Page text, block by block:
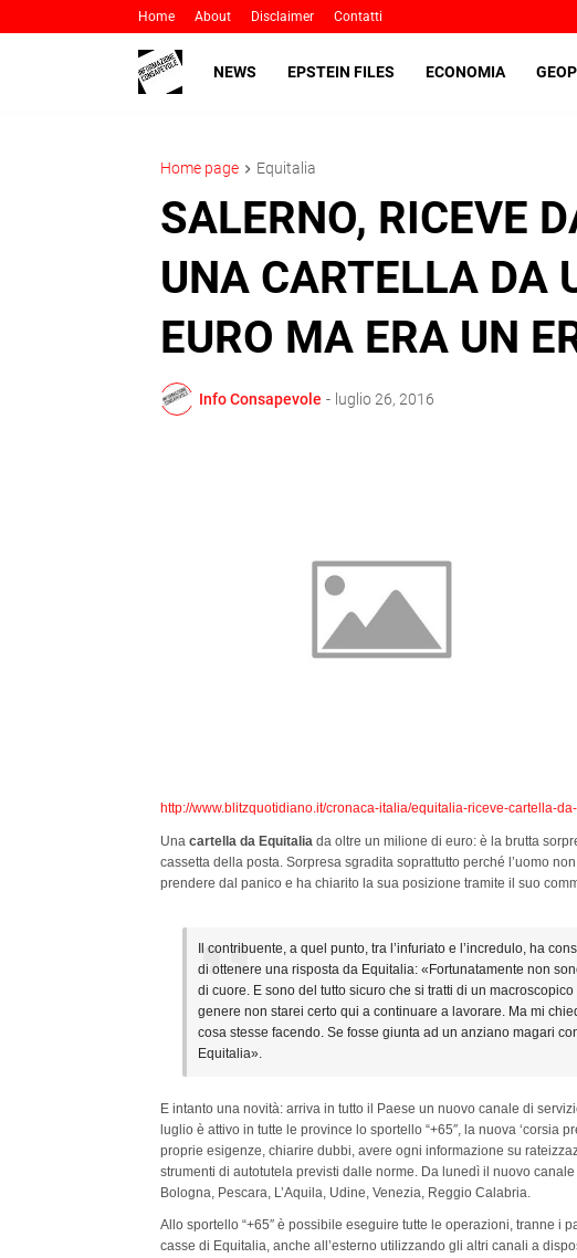
Home About Disclaimer Contatti
NEWS EPSTEIN FILES ECONOMIA
Home page Equitalia
SALERNO, RICEVE
UNA CARTELLA DA
EURO MA ERA UN
Info Consapevole - luglio 26, 2016
http://www.blitzquotidiano.it/cronaca-italia/equitalia-riceve-cartella-
Una cartella da Equitalia da oltre un milione di euro: è la brutta
cassetta della posta. Sorpresa sgradita soprattutto perché l’uomo
prendere dal panico e ha chiarito la sua posizione tramite il suo
Il contribuente, a quel punto, tra l’infuriato e l’incredulo, ha
di ottenere una risposta da Equitalia: «Fortunatamente non
di cuore. E sono del tutto sicuro che si tratti di un
genere non starei certo qui a continuare a lavorare. Ma mi
cosa stesse facendo. Se fosse giunta ad un anziano magari
Equitalia».
E intanto una novità: arriva in tutto il Paese un nuovo canale di
luglio è attivo in tutte le province lo sportello “+65″, la nuova ‘corsia
proprie esigenze, chiarire dubbi, avere ogni informazione su
strumenti di autotutela previsti dalle norme. Da lunedì il nuovo
Bologna, Pescara, L’Aquila, Udine, Venezia, Reggio Calabria.
Allo sportello “+65″ è possibile eseguire tutte le operazioni, tranne i
casse di Equitalia, anche all’esterno utilizzando gli altri canali a